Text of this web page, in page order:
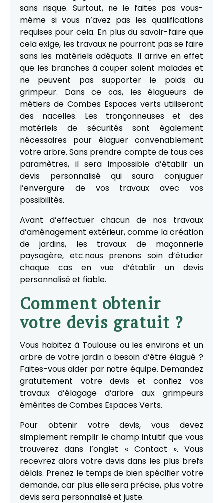
sans risque. Surtout, ne le faites pas vous-
même si vous n’avez pas les qualifications
requises pour cela. En plus du savoir-faire que
cela exige, les travaux ne pourront pas se faire
sans les matériels adéquats. Il arrive en effet
que les branches à couper soient malades et
ne peuvent pas supporter le poids du
grimpeur. Dans ce cas, les élagueurs de
métiers de Combes Espaces verts utiliseront
des nacelles. Les tronçonneuses et des
matériels de sécurités sont également
nécessaires pour élaguer convenablement
votre arbre. Sans prendre compte de tous ces
paramètres, il sera impossible d’établir un
devis personnalisé qui saura conjuguer
l’envergure de vos travaux avec vos
possibilités.
Avant d’effectuer chacun de nos travaux
d’aménagement extérieur, comme la création
de jardins, les travaux de maçonnerie
paysagère, etc.nous prenons soin d’étudier
chaque cas en vue d’établir un devis
personnalisé et fiable.
Comment obtenir
votre devis gratuit ?
Vous habitez à Toulouse ou les environs et un
arbre de votre jardin a besoin d’être élagué ?
Faites-vous aider par notre équipe. Demandez
gratuitement votre devis et confiez vos
travaux d’élagage d’arbre aux grimpeurs
émérites de Combes Espaces Verts.
Pour obtenir votre devis, vous devez
simplement remplir le champ intuitif que vous
trouverez dans l’onglet « Contact ». Vous
recevrez alors votre devis dans les plus brefs
délais. Prenez le temps de bien spécifier votre
demande, car plus elle sera précise, plus votre
devis sera personnalisé et juste.